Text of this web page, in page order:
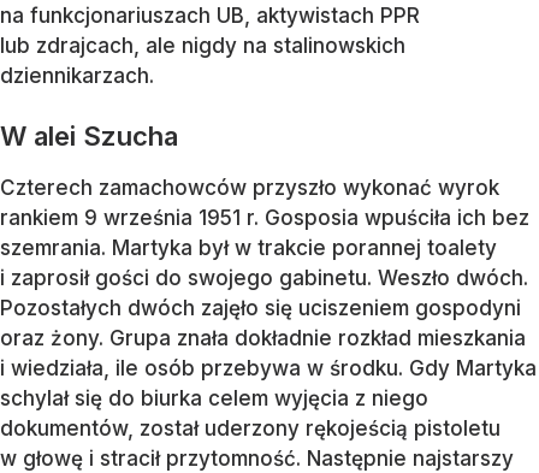
na funkcjonariuszach UB, aktywistach PPR
lub zdrajcach, ale nigdy na stalinowskich
dziennikarzach.
W alei Szucha
Czterech zamachowców przyszło wykonać wyrok
rankiem 9 września 1951 r. Gosposia wpuściła ich bez
szemrania. Martyka był w trakcie porannej toalety
i zaprosił gości do swojego gabinetu. Weszło dwóch.
Pozostałych dwóch zajęło się uciszeniem gospodyni
oraz żony. Grupa znała dokładnie rozkład mieszkania
i wiedziała, ile osób przebywa w środku. Gdy Martyka
schylał się do biurka celem wyjęcia z niego
dokumentów, został uderzony rękojeścią pistoletu
w głowę i stracił przytomność. Następnie najstarszy